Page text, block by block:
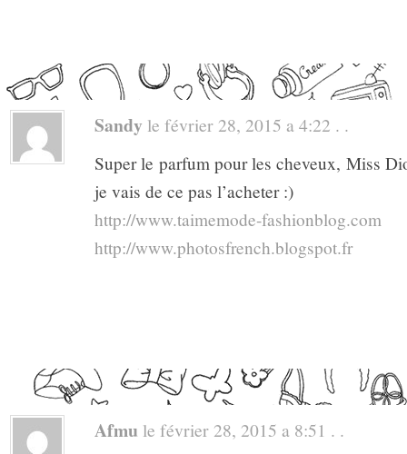
Sandy le février 28, 2015 a 4:22 . .
Super le parfum pour les cheveux, Miss
je vais de ce pas l’acheter :)
http://www.taimemode-fashionblog.com
http://www.photosfrench.blogspot.fr
Afmu le février 28, 2015 a 8:51 . .